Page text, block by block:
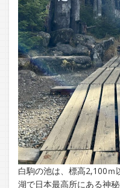
白駒の池は、標高2,100ｍ
湖で日本最高所にある神